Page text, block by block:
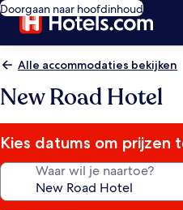
Doorgaan naar hoofdinhoud
Alle accommodaties bekijken
New Road Hotel
Kies datums om prijzen
Waar wil je naartoe?